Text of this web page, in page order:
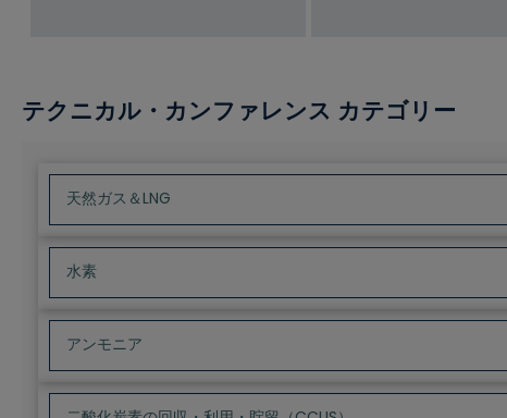
テクニカル・カンファレンス カテゴリー
天然ガス＆LNG
水素
アンモニア